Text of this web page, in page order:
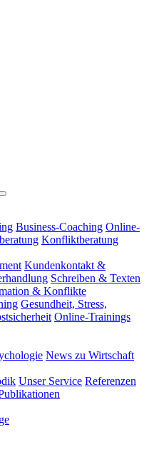
Business-Coaching Online-
Konfliktberatung
Kundenkontakt &
Schreiben & Texten
& Konflikte
Gesundheit, Stress,
Online-Trainings
News zu Wirtschaft
Unser Service Referenzen